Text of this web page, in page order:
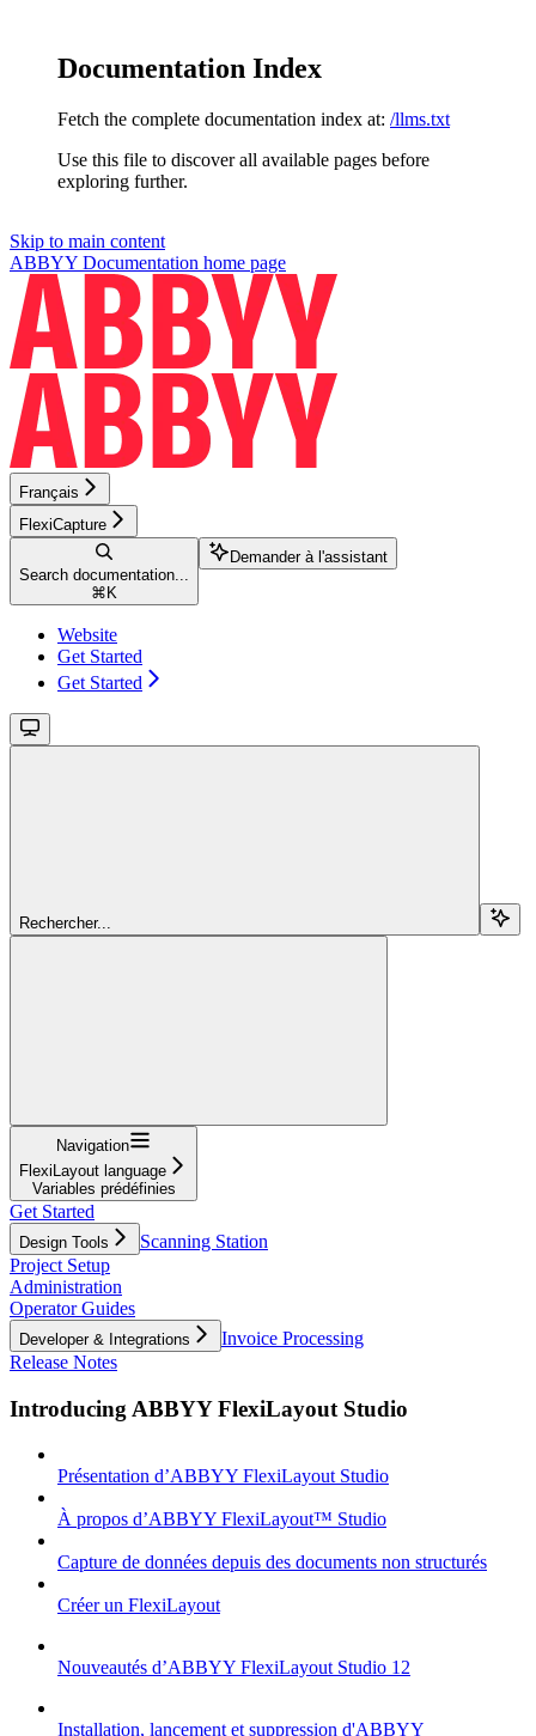
Documentation Index
Fetch the complete documentation index at: /llms.txt
Use this file to discover all available pages before
exploring further.
Skip to main content
ABBYY Documentation home page
Français
FlexiCapture
Search documentation...
⌘ K
Demander à l'assistant
Website
Get Started
Get Started
Rechercher...
Navigation
FlexiLayout language
Variables prédéfinies
Get Started
Design Tools
Scanning Station
Project Setup
Administration
Operator Guides
Developer & Integrations
Invoice Processing
Release Notes
Introducing ABBYY FlexiLayout Studio
Présentation d’ABBYY FlexiLayout Studio
À propos d’ABBYY FlexiLayout™ Studio
Capture de données depuis des documents non structurés
Créer un FlexiLayout
Nouveautés d’ABBYY FlexiLayout Studio 12
Installation, lancement et suppression d'ABBYY